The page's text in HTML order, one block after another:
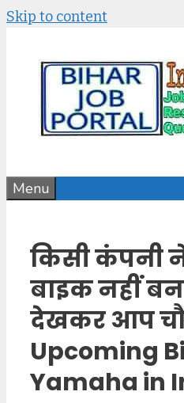
Skip to content
Menu
किसी कंपनी
बाइक नहीं
देखकर आप
Upcoming
Yamaha in